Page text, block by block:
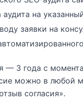
аудита на
заявки на
— 3 года с
можно в любой
согласия».